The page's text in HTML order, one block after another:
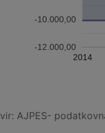
2014
-12.000,00
-10.000,00
vir: AJPES-